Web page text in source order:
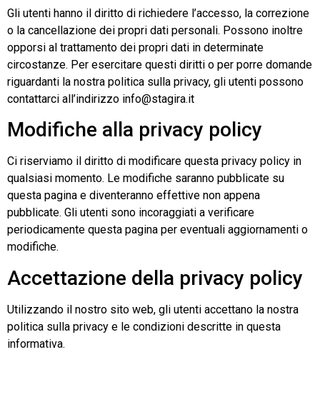
Gli utenti hanno il diritto di richiedere l’accesso, la correzione
o la cancellazione dei propri dati personali. Possono inoltre
opporsi al trattamento dei propri dati in determinate
circostanze. Per esercitare questi diritti o per porre domande
riguardanti la nostra politica sulla privacy, gli utenti possono
contattarci all’indirizzo info@stagira.it
Modifiche alla privacy policy
Ci riserviamo il diritto di modificare questa privacy policy in
qualsiasi momento. Le modifiche saranno pubblicate su
questa pagina e diventeranno effettive non appena
pubblicate. Gli utenti sono incoraggiati a verificare
periodicamente questa pagina per eventuali aggiornamenti o
modifiche.
Accettazione della privacy policy
Utilizzando il nostro sito web, gli utenti accettano la nostra
politica sulla privacy e le condizioni descritte in questa
informativa.